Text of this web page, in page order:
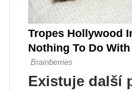
Existuje další